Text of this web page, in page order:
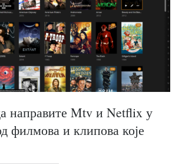
направите Mtv и Netflix у
филмова и клипова које